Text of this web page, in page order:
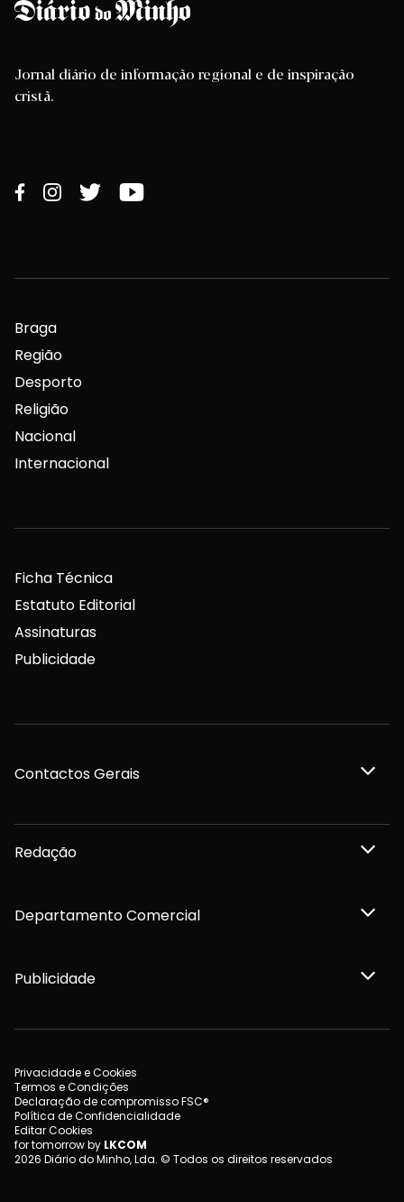
Jornal diário de informação regional e de inspiração
cristã.
Braga
Região
Desporto
Religião
Nacional
Internacional
Ficha Técnica
Estatuto Editorial
Assinaturas
Publicidade
Contactos Gerais
Redação
Departamento Comercial
Publicidade
Privacidade e Cookies
Termos e Condições
Declaração de compromisso FSC®
Política de Confidencialidade
Editar Cookies
for tomorrow by LKCOM
2026 Diário do Minho, Lda. © Todos os direitos reservados